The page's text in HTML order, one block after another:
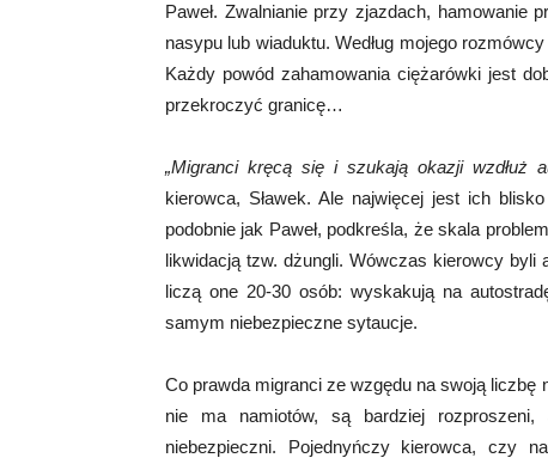
Paweł. Zwalnianie przy zjazdach,
nasypu lub wiaduktu. Według mojego
Każdy powód zahamowania ciężarówki jest
przekroczyć granicę…
„Migranci kręcą się i szukają okazji wzdłuż
kierowca, Sławek. Ale najwięcej jest ich
podobnie jak Paweł, podkreśla, że skala
likwidacją tzw. dżungli. Wówczas kierowcy byli
liczą one 20-30 osób: wyskakują na
samym niebezpieczne sytaucje.
Co prawda migranci ze wzgędu na swoją
nie ma namiotów, są bardziej
niebezpieczni. Pojednyńczy kierowca, czy